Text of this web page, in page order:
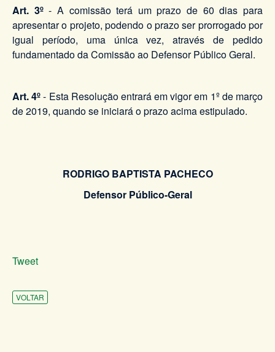
Art. 3º- A comissão terá um prazo de 60 dias para
apresentar o projeto, podendo o prazo ser prorrogado por
igual período, uma única vez, através de pedido
fundamentado da Comissão ao Defensor Público Geral.
Art. 4º- Esta Resolução entrará em vigor em 1º de março
de 2019, quando se iniciará o prazo acima estipulado.
RODRIGO BAPTISTA PACHECO
Defensor Público-Geral
Tweet
VOLTAR